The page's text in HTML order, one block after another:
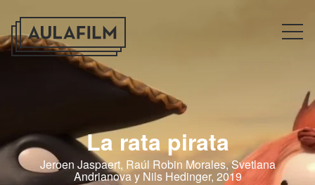
La rata pirata
Jeroen Jaspaert, Raúl Robin Morales, Svetlana
Andrianova y Nils Hedinger, 2019